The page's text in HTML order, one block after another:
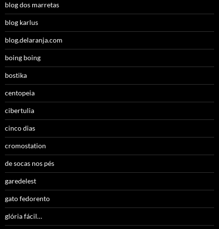
blog dos marretas
blog karlus
blog.delaranja.com
boing boing
bostika
centopeia
cibertulia
cinco dias
cromostation
de socas nos pés
garedelest
gato fedorento
glória fácil…